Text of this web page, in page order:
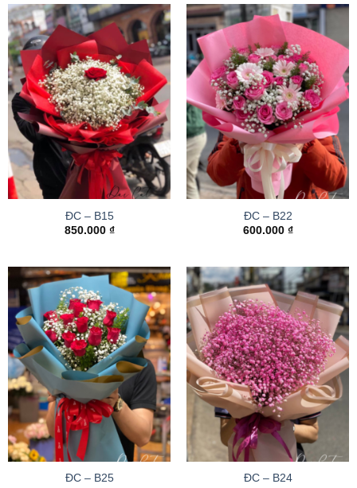
ĐC – B15
850.000 ₫
ĐC – B22
600.000 ₫
ĐC – B25
ĐC – B24